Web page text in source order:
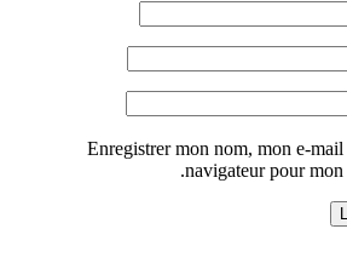
Enregistrer mon nom, mon e-
navigateur pour